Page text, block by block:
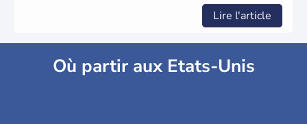
Lire l'article
Où partir aux Etats-Unis